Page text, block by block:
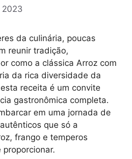
da culinária, poucas
reunir tradição,
como a clássica Arroz com
da rica diversidade da
receita é um convite
gastronômica completa.
em uma jornada de
que só a
frango e temperos